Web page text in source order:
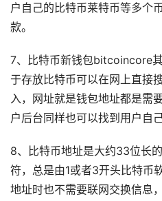
户自己的比特币莱特币等多个
款。
7、比特币新钱包bitcoincore
于存放比特币可以在网上直接
入，网址就是钱包地址都是需
户后台同样也可以找到用户自
8、比特币地址是大约33位长
符，总是由1或者3开头比特币
地址时也不需要联网交换信息